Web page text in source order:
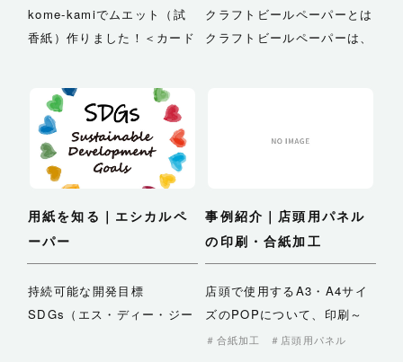
kome-kamiでムエット（試
香紙）作りました！＜カード
クラフトビールペーパーとは
クラフトビールペーパーは、
用紙を知る｜エシカルペ
ーパー
持続可能な開発目標
SDGs（エス・ディー・ジー
事例紹介｜店頭用パネル
の印刷・合紙加工
店頭で使用するA3・A4サイ
ズのPOPについて、印刷～
合紙加工までご依頼いただ…
合紙加工 店頭用パネル